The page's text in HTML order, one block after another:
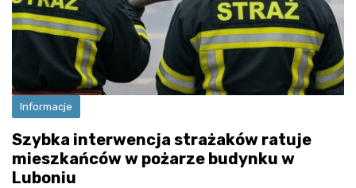
Informacje
Szybka interwencja strażaków ratuje
mieszkańców w pożarze budynku w
Luboniu